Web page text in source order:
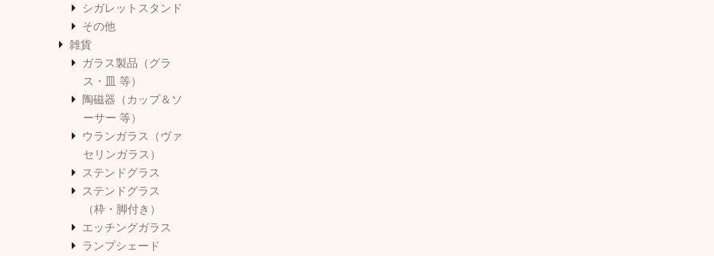
シガレットスタンド
その他
雑貨
ガラス製品（グラ
ス・皿 等）
陶磁器（カップ＆ソ
ーサー 等）
ウランガラス（ヴァ
セリンガラス）
ステンドグラス
ステンドグラス
（枠・脚付き）
エッチングガラス
ランプシェード